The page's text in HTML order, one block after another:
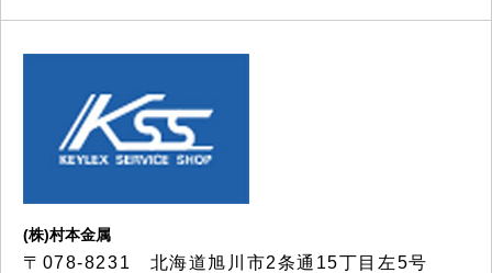
(株)村本金属
〒078-8231 北海道旭川市2条通15丁目左5号